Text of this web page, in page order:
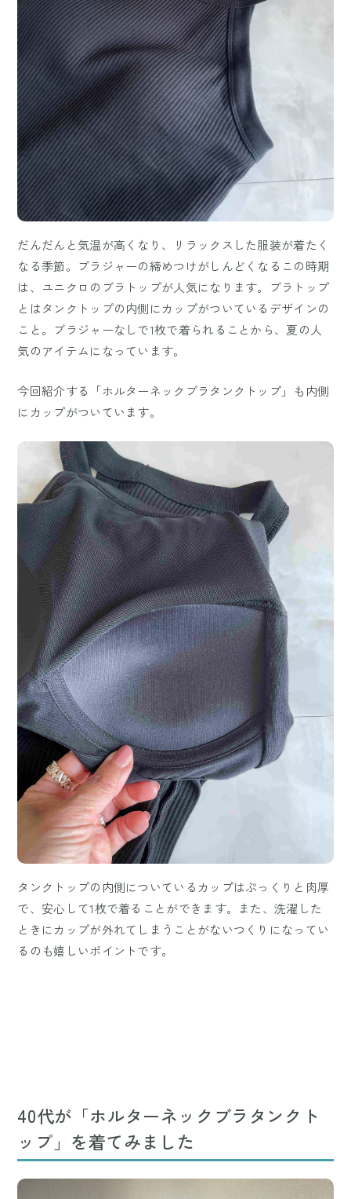
だんだんと気温が高くなり、リラックスした服装が着たく
なる季節。ブラジャーの締めつけがしんどくなるこの時期
は、ユニクロのブラトップが人気になります。ブラトップ
とはタンクトップの内側にカップがついているデザインの
こと。ブラジャーなしで1枚で着られることから、夏の人
気のアイテムになっています。
今回紹介する「ホルターネックブラタンクトップ」も内側
にカップがついています。
タンクトップの内側についているカップはぷっくりと肉厚
で、安心して1枚で着ることができます。また、洗濯した
ときにカップが外れてしまうことがないつくりになってい
るのも嬉しいポイントです。
40代が「ホルターネックブラタンクト
ップ」を着てみました